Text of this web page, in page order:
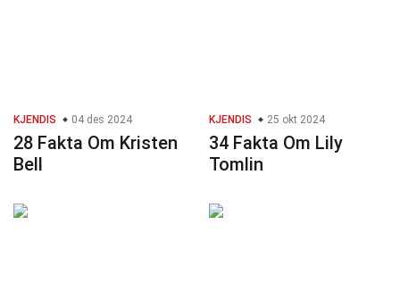
KJENDIS 04 des 2024
28 Fakta Om Kristen
Bell
KJENDIS 25 okt 2024
34 Fakta Om Lily
Tomlin